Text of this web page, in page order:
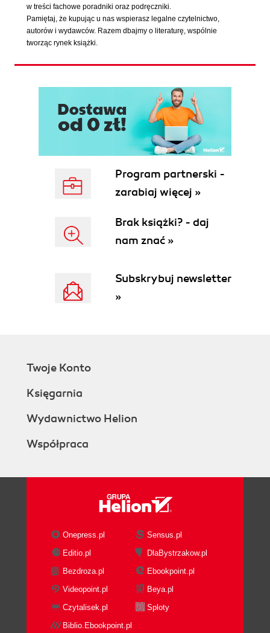
w treści fachowe poradniki oraz podręczniki.
Pamiętaj, że kupując u nas wspierasz legalne czytelnictwo,
autorów i wydawców. Razem dbajmy o literaturę, wspólnie
tworząc rynek książki.
Program partnerski -
zarabiaj więcej »
Brak książki? - daj
nam znać »
Subskrybuj newsletter
»
Twoje Konto
Księgarnia
Wydawnictwo Helion
Współpraca
Onepress.pl
Sensus.pl
Editio.pl
DlaBystrzakow.pl
Bezdroza.pl
Ebookpoint.pl
Videopoint.pl
Beya.pl
Czytalisek.pl
Sploty
Biblio.Ebookpoint.pl